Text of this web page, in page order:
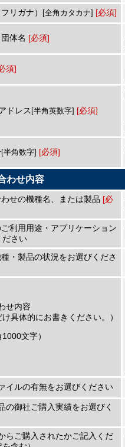
リガナ） [全角カタカナ] [必須]
体名 [必須]
須]
ドレス [半角英数字] [必須]
[半角数字] [必須]
わせ内容
せの機種名、または製品 [必
利用用途・アプリケーション
ださい
・製品の状況をお選びくださ
せ内容
け具体的にお書きください。）
1000文字）
イルの有無をお選びください
の御社ご購入実績をお選びく
らご購入されたかご記入くだ